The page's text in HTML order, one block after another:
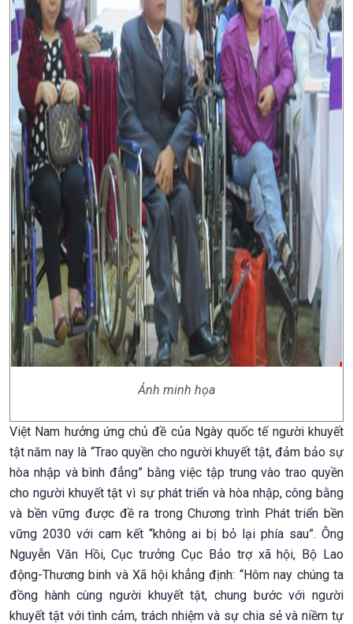
Ảnh minh họa
Việt Nam hưởng ứng chủ đề của Ngày quốc tế người khuyết
tật năm nay là “Trao quyền cho người khuyết tật, đảm bảo sự
hòa nhập và bình đẳng” bằng việc tập trung vào trao quyền
cho người khuyết tật vì sự phát triển và hòa nhập, công bằng
và bền vững được đề ra trong Chương trình Phát triển bền
vững 2030 với cam kết “không ai bị bỏ lại phía sau”. Ông
Nguyễn Văn Hồi, Cục trưởng Cục Bảo trợ xã hội, Bộ Lao
động-Thương binh và Xã hội khẳng định: “Hôm nay chúng ta
đồng hành cùng người khuyết tật, chung bước với người
khuyết tật với tình cảm, trách nhiệm và sự chia sẻ và niềm tự